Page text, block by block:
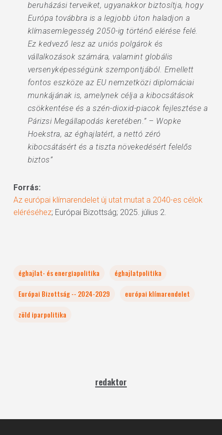
beruházási terveiket, ugyanakkor biztosítja, hogy
Európa továbbra is a legjobb úton haladjon a
klímasemlegesség 2050-ig történő elérése felé.
Ez kedvező lesz az uniós polgárok és
vállalkozások számára, valamint globális
versenyképességünk szempontjából. Emellett
fontos eszköze az EU nemzetközi diplomáciai
munkájának is, amelynek célja a kibocsátások
csökkentése és a szén-dioxid-piacok fejlesztése a
Párizsi Megállapodás keretében.” – Wopke
Hoekstra, az éghajlatért, a nettó zéró
kibocsátásért és a tiszta növekedésért felelős
biztos”
Forrás:
Az európai klímarendelet új utat mutat a 2040-es célok
eléréséhez; Európai Bizottság; 2025. július 2.
éghajlat- és energiapolitika
éghajlatpolitika
Európai Bizottság -- 2024-2029
európai klímarendelet
zöld iparpolitika
redaktor